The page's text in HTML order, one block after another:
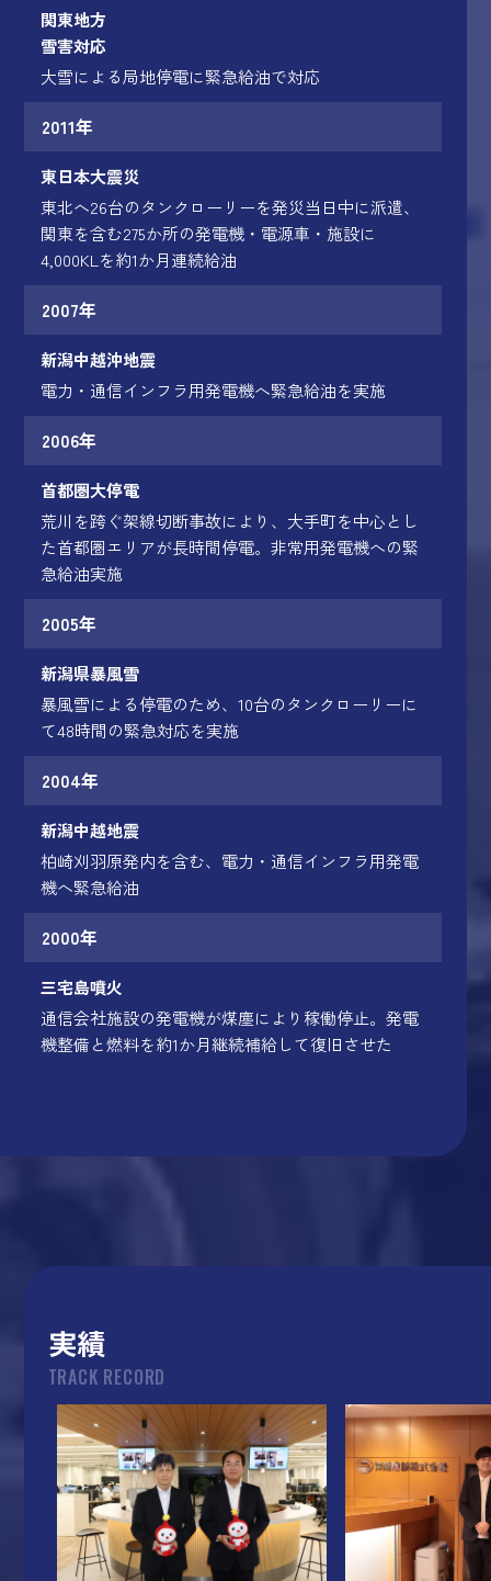
関東地方
雪害対応
大雪による局地停電に緊急給油で対応
2011年
東日本大震災
東北へ26台のタンクローリーを発災当日中に派遣、
関東を含む275か所の発電機・電源車・施設に
4,000KLを約1か月連続給油
2007年
新潟中越沖地震
電力・通信インフラ用発電機へ緊急給油を実施
2006年
首都圏大停電
荒川を跨ぐ架線切断事故により、大手町を中心とし
た首都圏エリアが長時間停電。非常用発電機への緊
急給油実施
2005年
新潟県暴風雪
暴風雪による停電のため、10台のタンクローリーに
て48時間の緊急対応を実施
2004年
新潟中越地震
柏崎刈羽原発内を含む、電力・通信インフラ用発電
機へ緊急給油
2000年
三宅島噴火
通信会社施設の発電機が煤塵により稼働停止。発電
機整備と燃料を約1か月継続補給して復旧させた
実績
TRACK RECORD